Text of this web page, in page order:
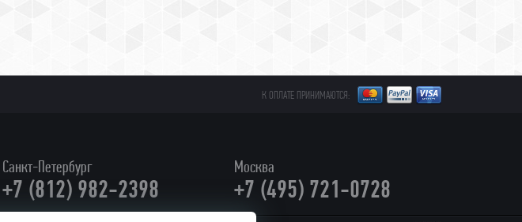
К ОПЛАТЕ ПРИНИМАЮТСЯ:
Санкт-Петербург
+7 (812) 982-2398
Москва
+7 (495) 721-0728